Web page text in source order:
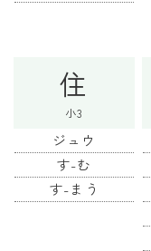
住
小3
ジュウ
す-む
す-まう